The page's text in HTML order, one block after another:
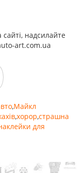
надсилайте
art.com.ua
,Майкл
,хорор,страшна
для